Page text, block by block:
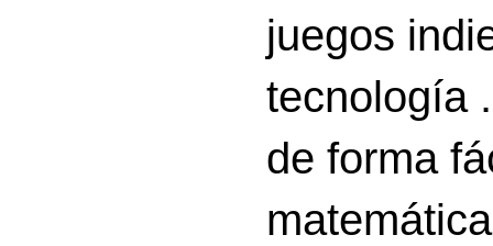
juegos
tecnología
de forma